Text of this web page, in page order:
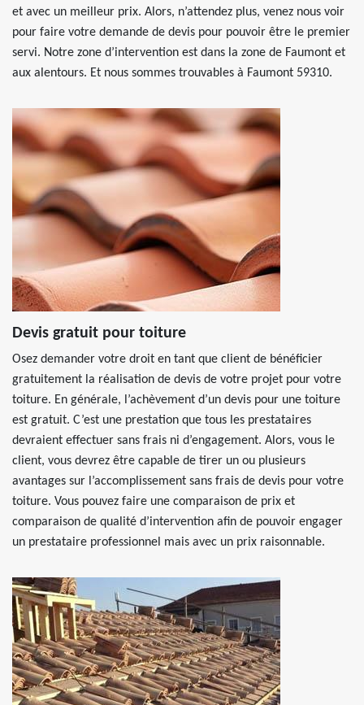
et avec un meilleur prix. Alors, n’attendez plus, venez nous voir
pour faire votre demande de devis pour pouvoir être le premier
servi. Notre zone d’intervention est dans la zone de Faumont et
aux alentours. Et nous sommes trouvables à Faumont 59310.
Devis gratuit pour toiture
Osez demander votre droit en tant que client de bénéficier
gratuitement la réalisation de devis de votre projet pour votre
toiture. En générale, l’achèvement d’un devis pour une toiture
est gratuit. C’est une prestation que tous les prestataires
devraient effectuer sans frais ni d’engagement. Alors, vous le
client, vous devrez être capable de tirer un ou plusieurs
avantages sur l’accomplissement sans frais de devis pour votre
toiture. Vous pouvez faire une comparaison de prix et
comparaison de qualité d’intervention afin de pouvoir engager
un prestataire professionnel mais avec un prix raisonnable.